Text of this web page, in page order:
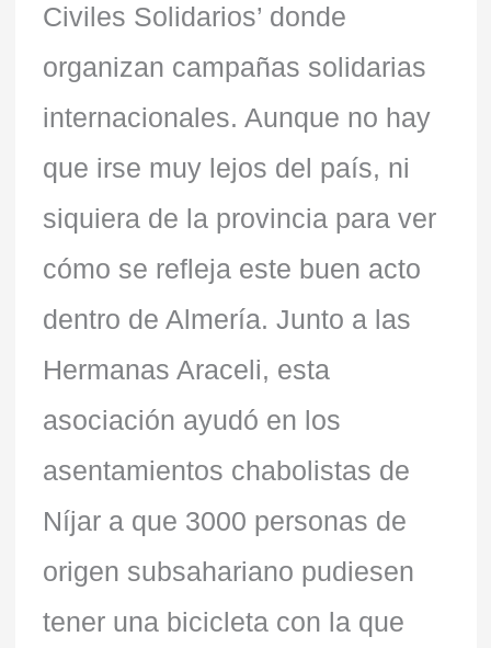
Civiles Solidarios’ donde
organizan campañas solidarias
internacionales. Aunque no hay
que irse muy lejos del país, ni
siquiera de la provincia para ver
cómo se refleja este buen acto
dentro de Almería. Junto a las
Hermanas Araceli, esta
asociación ayudó en los
asentamientos chabolistas de
Níjar a que 3000 personas de
origen subsahariano pudiesen
tener una bicicleta con la que